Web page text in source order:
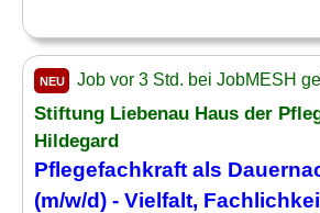
NEU Job vor 3 Std. bei JobMESH
Stiftung Liebenau Haus der
Hildegard
Pflegefachkraft als
(m/w/d) - Vielfalt,